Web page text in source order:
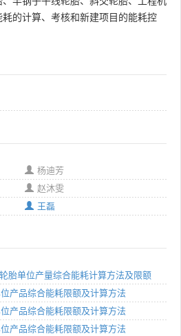
的计算、考核和新建项目的能耗控
杨迪芳
赵沐雯
王磊
胎单位产量综合能耗计算方法及限额
产品综合能耗限额及计算方法
产品综合能耗限额及计算方法
产品综合能耗限额及计算方法